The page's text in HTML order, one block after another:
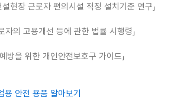
현장 근로자 편의시설 적정 설치기준 연구」
자의 고용개선 등에 관한 법률 시행령」
방을 위한 개인안전보호구 가이드」
용 안전 용품 알아보기